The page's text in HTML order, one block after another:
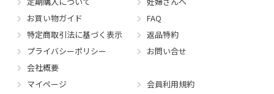
お買い物ガイド
FAQ
特定商取引法に基づく表示
返品特約
プライバシーポリシー
お問い合せ
会社概要
マイページ
会員利用規約